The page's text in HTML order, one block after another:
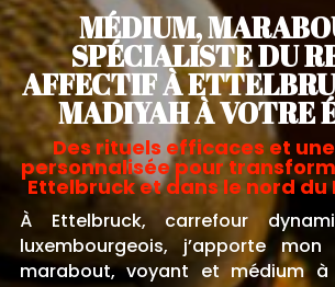
MÉDIUM,
SPÉCIALISTE DU
AFFECTIF À
MADIYAH À VOTRE
Des rituels efficaces et
personnalisée pour
Ettelbruck et dans le nord du
À Ettelbruck, carrefour
luxembourgeois, j’apporte
marabout, voyant et médium